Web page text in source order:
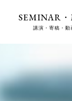
SEMINAR
講演・寄稿・動